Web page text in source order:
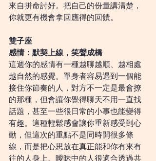
來自拼命討好。把自己的份量講清楚，
你就更有機會拿回應得的回饋。
雙子座
感情：默契上線，笑聲成橋
這週你的感情有一種越聊越順、越相處
越自然的感覺。單身者容易遇到一個能
接住你節奏的人，對方不一定是最會撩
的那種，但會讓你覺得聊天不用一直找
話題，甚至一些很日常的小事也能變得
有趣。這種輕鬆感會讓你重新感受到心
動，但這次的重點不是同時開很多條
線，而是把心思放在真正能和你有來有
往的人身上。曖昧中的人很適合透過共